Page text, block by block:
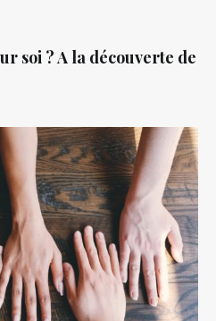
soi ? A la découverte de